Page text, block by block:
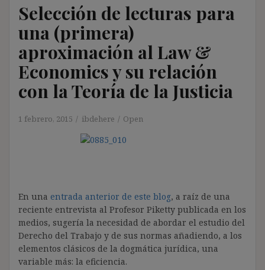
Selección de lecturas para
una (primera)
aproximación al Law &
Economics y su relación
con la Teoría de la Justicia
1 febrero, 2015 ibdehere Open
En una entrada anterior de este blog, a raíz de una
reciente entrevista al Profesor Piketty publicada en los
medios, sugería la necesidad de abordar el estudio del
Derecho del Trabajo y de sus normas añadiendo, a los
elementos clásicos de la dogmática jurídica, una
variable más: la eficiencia.